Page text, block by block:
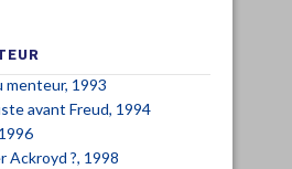
menteur, 1993
avant Freud, 1994
Ackroyd ?, 1998